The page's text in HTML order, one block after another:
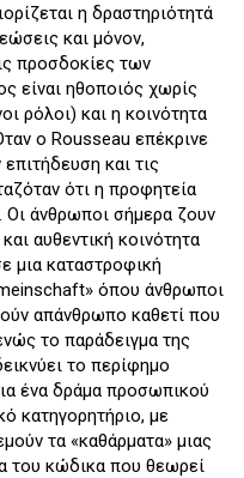
η δραστηριότητά
και μόνον,
προσδοκίες των
είναι ηθοποιός χωρίς
ρόλοι) και η κοινότητα
ο Rousseau επέκρινε
και τις
ότι η προφητεία
Οι άνθρωποι σήμερα ζουν
αυθεντική κοινότητα
μια καταστροφική
όπου άνθρωποι
απάνθρωπο καθετί που
το παράδειγμα της
το περίφημο
ένα δράμα προσωπικού
κατηγορητήριο, με
τα «καθάρματα» μιας
του κώδικα που θεωρεί